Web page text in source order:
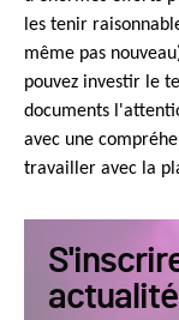
les tenir
même pas
pouvez investir le
documents
avec une
travailler avec la